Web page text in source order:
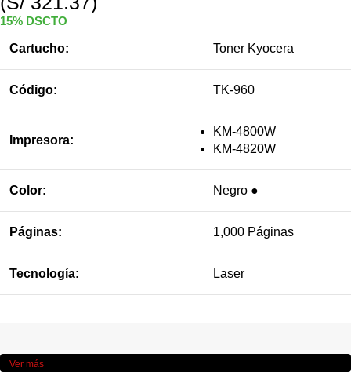
15% DSCTO
Cartucho: Toner Kyocera
Código: TK-960
Impresora:
KM-4800W
KM-4820W
Color: Negro ●
Páginas: 1,000 Páginas
Tecnología: Laser
Ver más